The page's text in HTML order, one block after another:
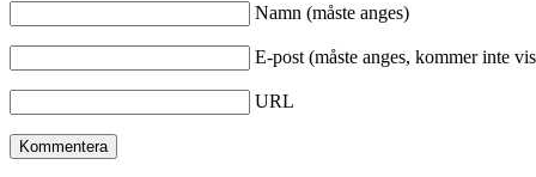
Namn (måste anges)
E-post (måste anges, kommer inte
URL